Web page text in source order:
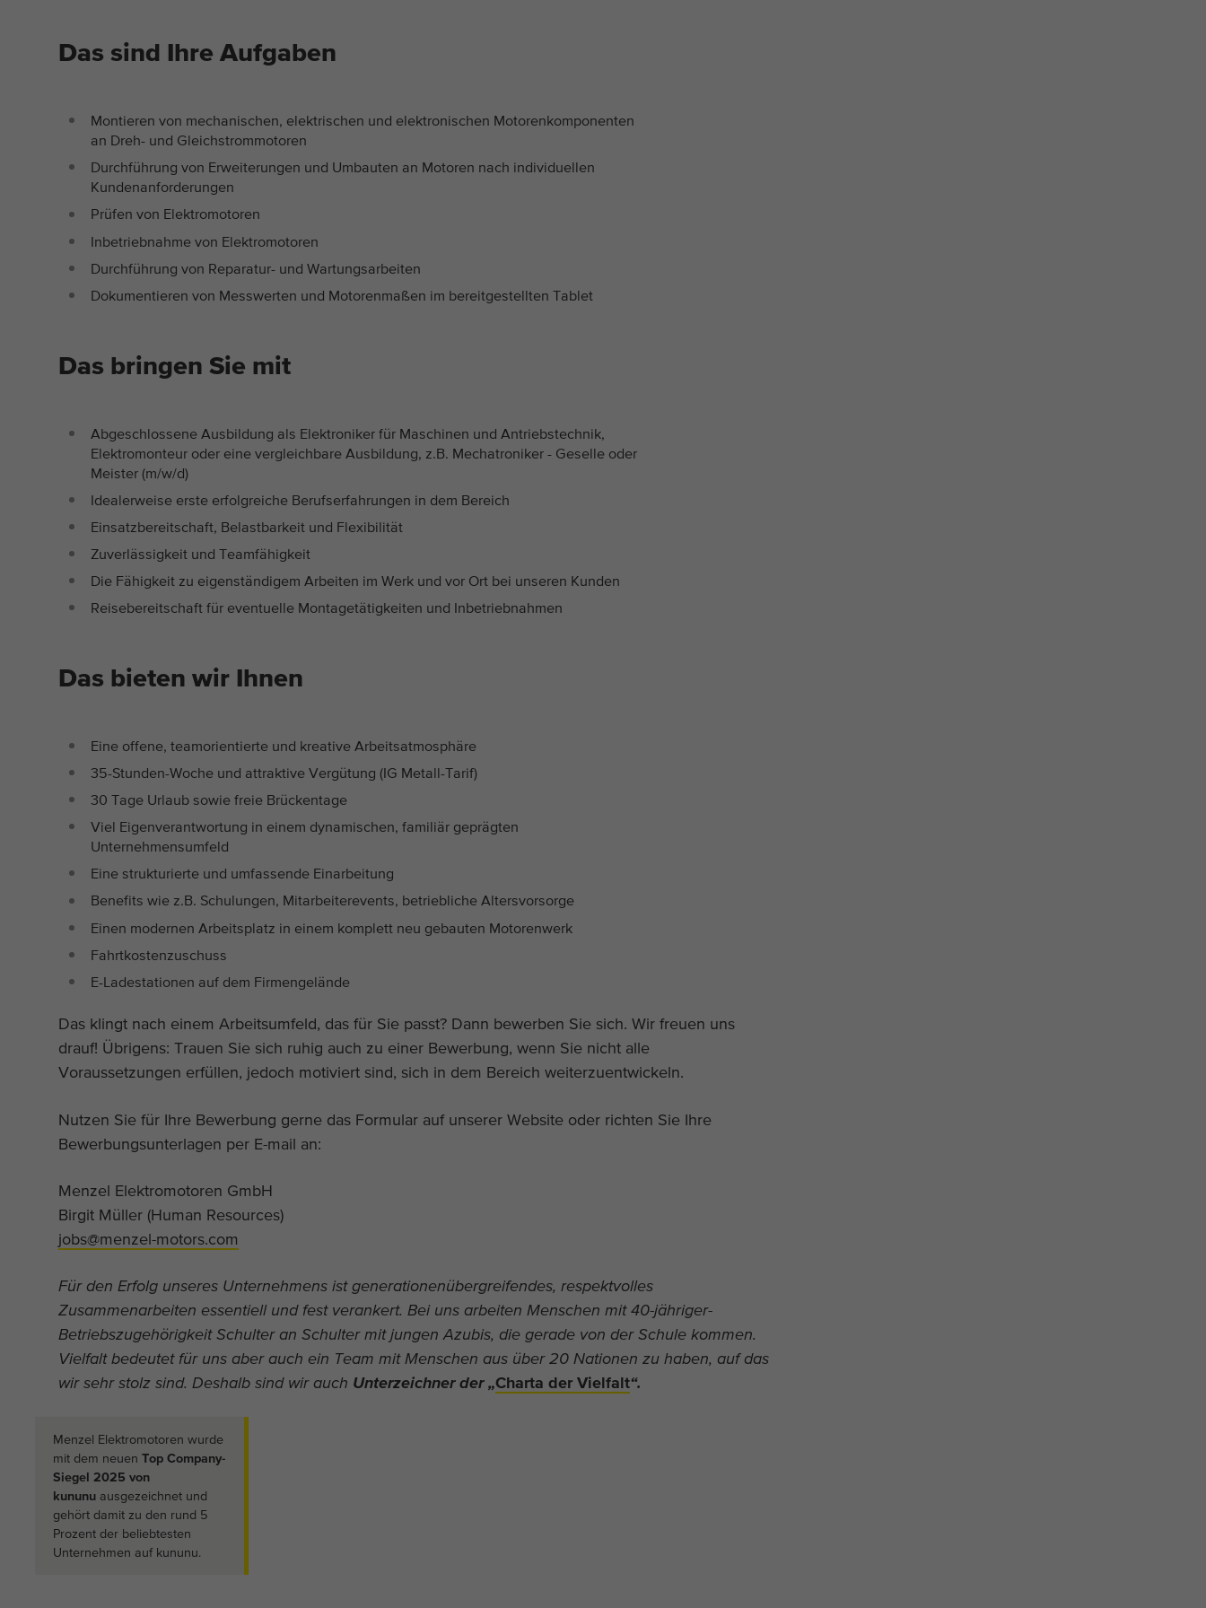
Das sind Ihre Aufgaben
Montieren von mechanischen, elektrischen und elektronischen Motorenkomponenten
an Dreh- und Gleichstrommotoren
Durchführung von Erweiterungen und Umbauten an Motoren nach individuellen
Kundenanforderungen
Prüfen von Elektromotoren
Inbetriebnahme von Elektromotoren
Durchführung von Reparatur- und Wartungsarbeiten
Dokumentieren von Messwerten und Motorenmaßen im bereitgestellten Tablet
Das bringen Sie mit
Abgeschlossene Ausbildung als Elektroniker für Maschinen und Antriebstechnik,
Elektromonteur oder eine vergleichbare Ausbildung, z.B. Mechatroniker - Geselle oder
Meister (m/w/d)
Idealerweise erste erfolgreiche Berufserfahrungen in dem Bereich
Einsatzbereitschaft, Belastbarkeit und Flexibilität
Zuverlässigkeit und Teamfähigkeit
Die Fähigkeit zu eigenständigem Arbeiten im Werk und vor Ort bei unseren Kunden
Reisebereitschaft für eventuelle Montagetätigkeiten und Inbetriebnahmen
Das bieten wir Ihnen
Eine offene, teamorientierte und kreative Arbeitsatmosphäre
35-Stunden-Woche und attraktive Vergütung (IG Metall-Tarif)
30 Tage Urlaub sowie freie Brückentage
Viel Eigenverantwortung in einem dynamischen, familiär geprägten
Unternehmensumfeld
Eine strukturierte und umfassende Einarbeitung
Benefits wie z.B. Schulungen, Mitarbeiterevents, betriebliche Altersvorsorge
Einen modernen Arbeitsplatz in einem komplett neu gebauten Motorenwerk
Fahrtkostenzuschuss
E-Ladestationen auf dem Firmengelände
Das klingt nach einem Arbeitsumfeld, das für Sie passt? Dann bewerben Sie sich. Wir freuen uns
drauf! Übrigens: Trauen Sie sich ruhig auch zu einer Bewerbung, wenn Sie nicht alle
Voraussetzungen erfüllen, jedoch motiviert sind, sich in dem Bereich weiterzuentwickeln.
Nutzen Sie für Ihre Bewerbung gerne das Formular auf unserer Website oder richten Sie Ihre
Bewerbungsunterlagen per E-mail an:
Menzel Elektromotoren GmbH
Birgit Müller (Human Resources)
jobs@menzel-motors.com
Für den Erfolg unseres Unternehmens ist generationenübergreifendes, respektvolles
Zusammenarbeiten essentiell und fest verankert. Bei uns arbeiten Menschen mit 40-jähriger-
Betriebszugehörigkeit Schulter an Schulter mit jungen Azubis, die gerade von der Schule kommen.
Vielfalt bedeutet für uns aber auch ein Team mit Menschen aus über 20 Nationen zu haben, auf das
wir sehr stolz sind. Deshalb sind wir auch Unterzeichner der „Charta der Vielfalt“.
Menzel Elektromotoren wurde
mit dem neuenTop Company-
Siegel 2025 von
kununu ausgezeichnet und
gehört damit zu den rund 5
Prozent der beliebtesten
Unternehmen auf kununu.
Dieses Cookie wird von Google Analytics